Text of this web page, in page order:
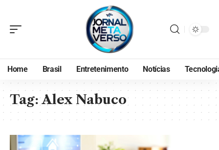
Home Brasil Entretenimento Notícias
Tag:Alex Nabuco